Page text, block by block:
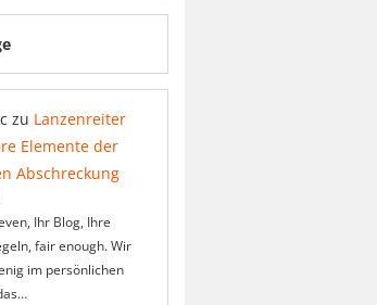
zu Lanzenreiter
Elemente der
Abschreckung
Ihr Blog, Ihre
fair enough. Wir
im persönlichen